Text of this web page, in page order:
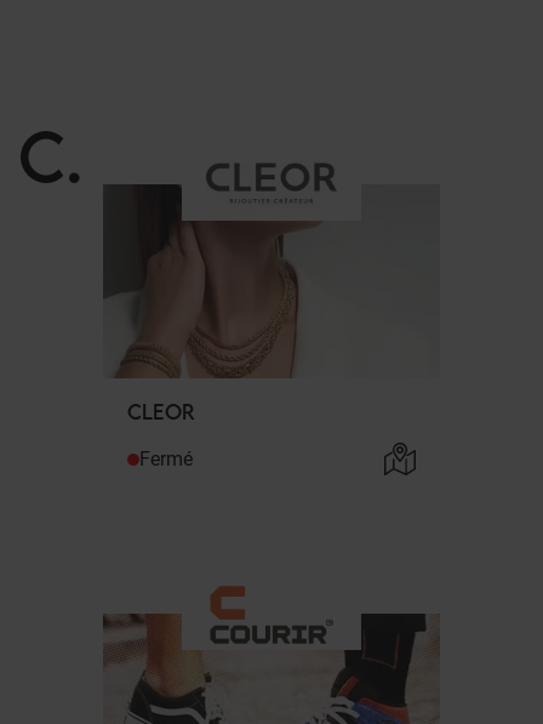
C.
CLEOR
Fermé